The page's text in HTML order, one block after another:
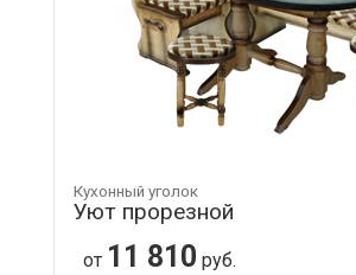
Кухонный уголок
Уют прорезной
от 11 810 руб.